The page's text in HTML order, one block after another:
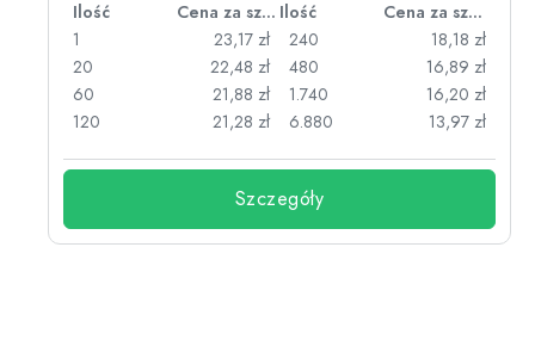
Ilość Cena za sztukę Ilość
Cena za sztukę
1
23,17 zł
20
22,48 zł
60
21,88 zł
120
21,28 zł
240
18,18 zł
480
16,89 zł
1.740
16,20 zł
6.880
13,97 zł
Szczegóły